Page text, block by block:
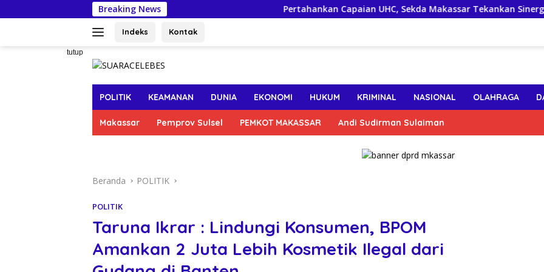
ke
Breaking News Pertahankan Capaian UHC, Sekda Makassar Tekankan Sinergi Lintas
Indeks Kontak
tutup
POLITIK KEAMANAN DUNIA EKONOMI HUKUM KRIMINAL NASIONAL OLAHRAGA
Makassar Pemprov Sulsel PEMKOT MAKASSAR Andi Sudirman Sulaiman
Beranda POLITIK
POLITIK
Taruna Ikrar : Lindungi Konsumen, BPOM
Amankan 2 Juta Lebih Kosmetik Ilegal dari